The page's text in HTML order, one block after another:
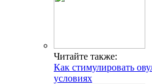
Читайте также:
Как стимулировать
условиях